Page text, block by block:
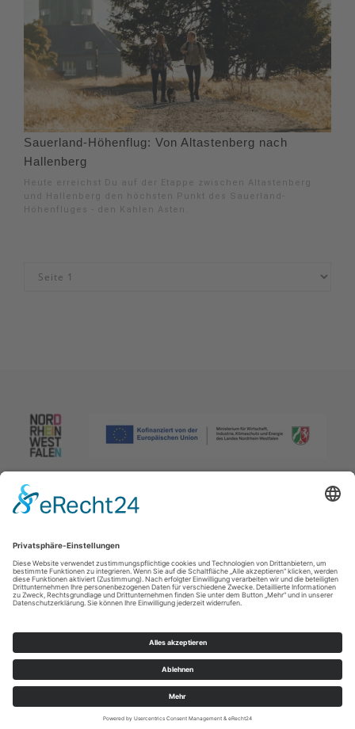
Sauerland-Höhenflug: Von Altastenberg nach
Hallenberg
Heute erreichst Du auf der Etappe zwischen Altastenberg
und Hallenberg den höchsten Punkt des Sauerland-
Höhenfluges - den Kahlen Asten.
Impressum|Datenschutzerklärung|Barrierefreiheitserklärung|
Kontakt
T: +49 (0) 2974 96980 E: info@sauerland.com
Cookie-Einstellungen